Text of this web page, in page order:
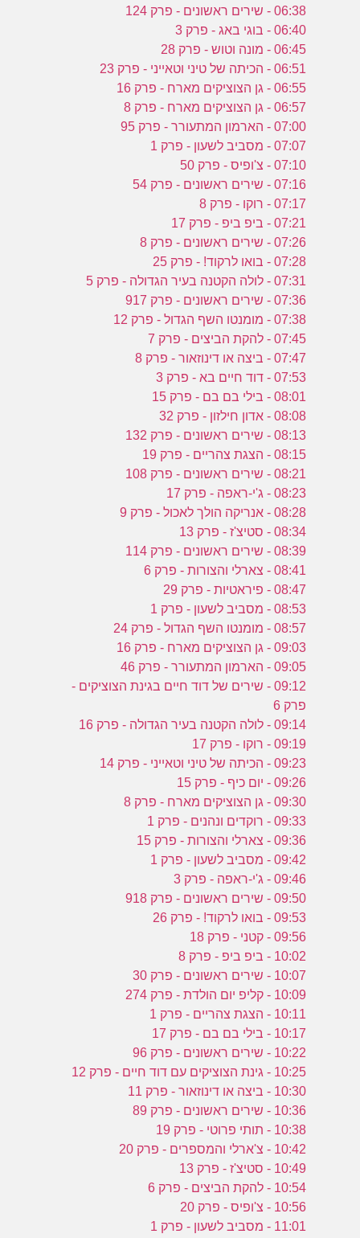
06:38 - שירים ראשונים - פרק 124
06:40 - בוגי באג - פרק 3
06:45 - מונה וטוש - פרק 28
06:51 - הכיתה של טיני וטאייני - פרק 23
06:55 - גן הצוציקים מארח - פרק 16
06:57 - גן הצוציקים מארח - פרק 8
07:00 - הארמון המתעורר - פרק 95
07:07 - מסביב לשעון - פרק 1
07:10 - צ'ופיס - פרק 50
07:16 - שירים ראשונים - פרק 54
07:17 - רוקו - פרק 8
07:21 - ביפ ביפ - פרק 17
07:26 - שירים ראשונים - פרק 8
07:28 - בואו לרקוד! - פרק 25
07:31 - לולה הקטנה בעיר הגדולה - פרק 5
07:36 - שירים ראשונים - פרק 917
07:38 - מומנטו השף הגדול - פרק 12
07:45 - להקת הביצים - פרק 7
07:47 - ביצה או דינוזאור - פרק 8
07:53 - דוד חיים בא - פרק 3
08:01 - בילי בם בם - פרק 15
08:08 - אדון חילזון - פרק 32
08:13 - שירים ראשונים - פרק 132
08:15 - הצגת צהריים - פרק 19
08:21 - שירים ראשונים - פרק 108
08:23 - ג'י-ראפה - פרק 17
08:28 - אנריקה הולך לאכול - פרק 9
08:34 - סטיצ'ז - פרק 13
08:39 - שירים ראשונים - פרק 114
08:41 - צארלי והצורות - פרק 6
08:47 - פיראטיות - פרק 29
08:53 - מסביב לשעון - פרק 1
08:57 - מומנטו השף הגדול - פרק 24
09:03 - גן הצוציקים מארח - פרק 16
09:05 - הארמון המתעורר - פרק 46
09:12 - שירים של דוד חיים בגינת הצוציקים -
פרק 6
09:14 - לולה הקטנה בעיר הגדולה - פרק 16
09:19 - רוקו - פרק 17
09:23 - הכיתה של טיני וטאייני - פרק 14
09:26 - יום כיף - פרק 15
09:30 - גן הצוציקים מארח - פרק 8
09:33 - רוקדים ונהנים - פרק 1
09:36 - צארלי והצורות - פרק 15
09:42 - מסביב לשעון - פרק 1
09:46 - ג'י-ראפה - פרק 3
09:50 - שירים ראשונים - פרק 918
09:53 - בואו לרקוד! - פרק 26
09:56 - קטני - פרק 18
10:02 - ביפ ביפ - פרק 8
10:07 - שירים ראשונים - פרק 30
10:09 - קליפ יום הולדת - פרק 274
10:11 - הצגת צהריים - פרק 1
10:17 - בילי בם בם - פרק 17
10:22 - שירים ראשונים - פרק 96
10:25 - גינת הצוציקים עם דוד חיים - פרק 12
10:30 - ביצה או דינוזאור - פרק 11
10:36 - שירים ראשונים - פרק 89
10:38 - תותי פרוטי - פרק 19
10:42 - צ'ארלי והמספרים - פרק 20
10:49 - סטיצ'ז - פרק 13
10:54 - להקת הביצים - פרק 6
10:56 - צ'ופיס - פרק 20
11:01 - מסביב לשעון - פרק 1